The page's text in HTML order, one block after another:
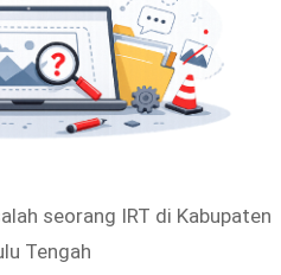
seorang IRT di Kabupaten
Tengah